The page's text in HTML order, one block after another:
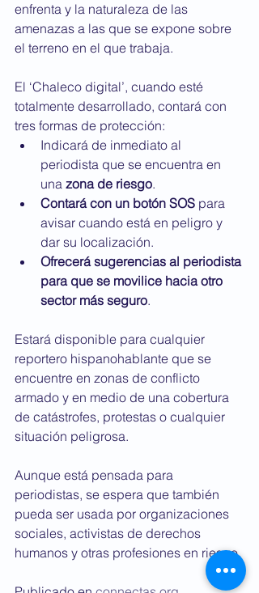
enfrenta y la naturaleza de las
amenazas a las que se expone sobre
el terreno en el que trabaja.
El ‘Chaleco digital’, cuando esté
totalmente desarrollado, contará con
tres formas de protección:
Indicará de inmediato al
periodista que se encuentra en
una zona de riesgo.
Contará con un botón SOS para
avisar cuando está en peligro y
dar su localización.
Ofrecerá sugerencias al periodista
para que se movilice hacia otro
sector más seguro.
Estará disponible para cualquier
reportero hispanohablante que se
encuentre en zonas de conflicto
armado y en medio de una cobertura
de catástrofes, protestas o cualquier
situación peligrosa.
Aunque está pensada para
periodistas, se espera que también
pueda ser usada por organizaciones
sociales, activistas de derechos
humanos y otras profesiones en riesgo.